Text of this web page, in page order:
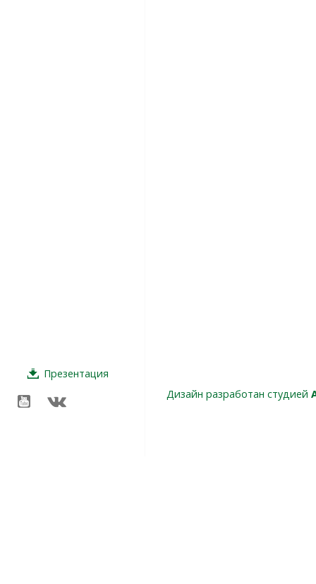
Презентация
Дизайн разработан студией